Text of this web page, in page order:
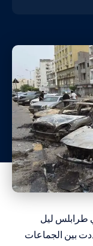
طرابلس ليل
بين الجماعات